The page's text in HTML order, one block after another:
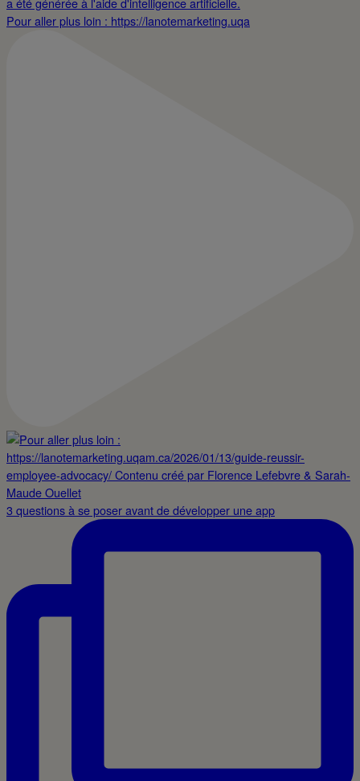
Pour aller plus loin : https://lanotemarketing.uqa
3 questions à se poser avant de développer une app